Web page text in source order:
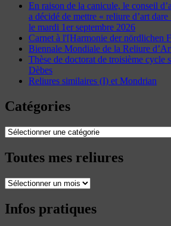
En raison de la canicule, le conseil
a décidé de mettre « reliure d’art
le mardi 1er septembre 2026
Carnet à l'[Harmonie der nördlichen
Biennale Mondiale de la Reliure
Thèse de doctorat de troisième cycle
Dèbes
Reliures similaires (I) et Mondrian
Catégories
Catégories
Toutes mes reliures
Toutes
reliures
Infos pratiques